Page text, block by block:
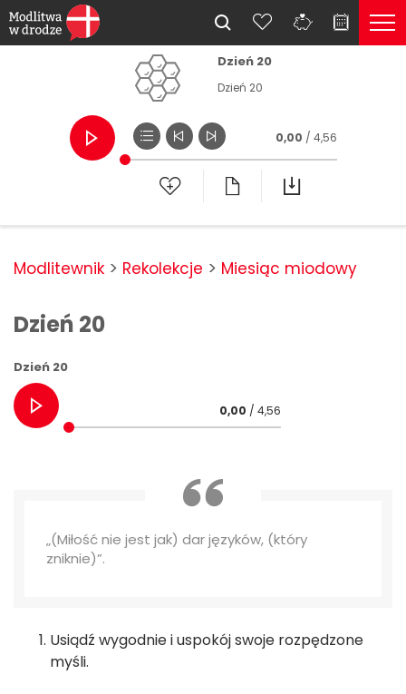
Dzień 20
Dzień 20
0,00 / 4,56
Modlitewnik Rekolekcje Miesiąc miodowy
Dzień 20
Dzień 20
0,00 / 4,56
„(Miłość nie jest jak) dar języków, (który
zniknie)”.
Usiądź wygodnie i uspokój swoje rozpędzone
myśli.